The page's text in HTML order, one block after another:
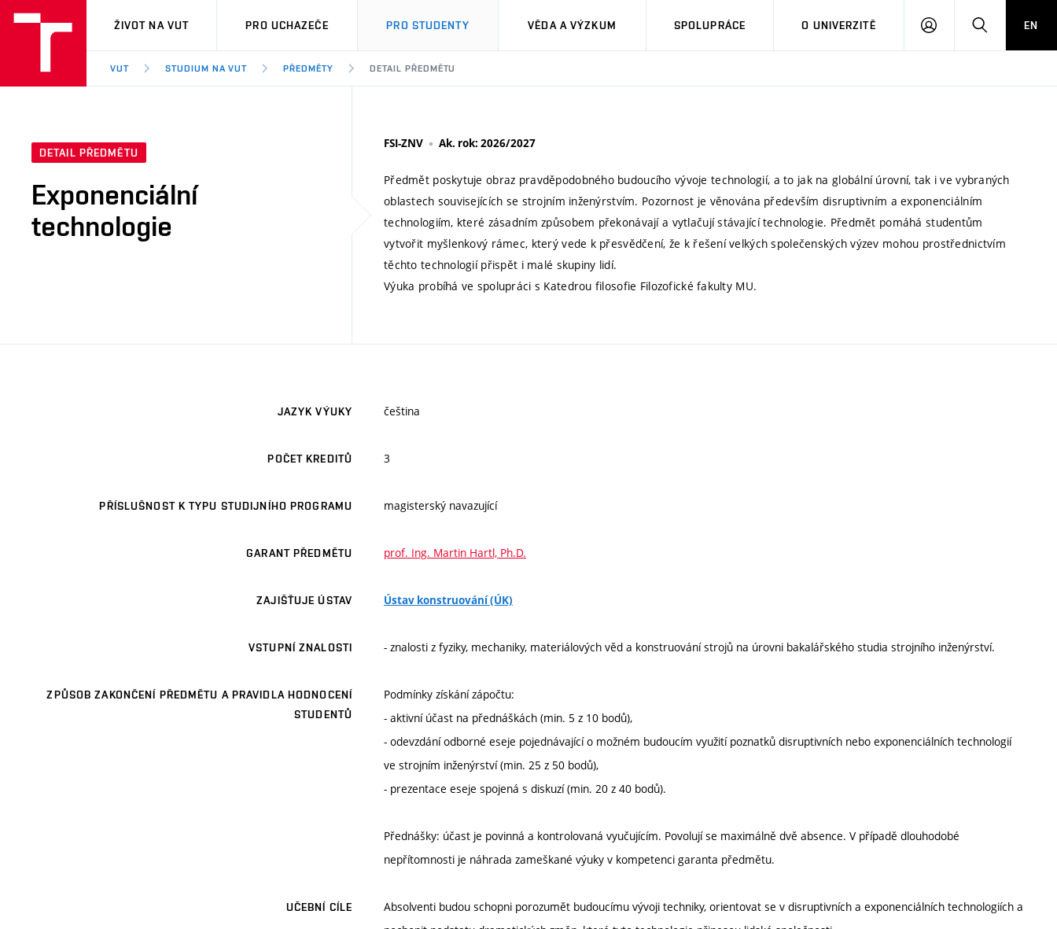
VUT
ŽIVOT NA VUT PRO UCHAZEČE PRO STUDENTY VĚDA A VÝZKUM SPOLUPRÁCE O UNIVERZITĚ
PŘIHLÁSIT HLEDATEN
VUT STUDIUM NA VUT PŘEDMĚTY DETAIL PŘEDMĚTU
DETAIL PŘEDMĚTU
Exponenciální
technologie
FSI-ZNV Ak. rok: 2026/2027
Předmět poskytuje obraz pravděpodobného budoucího vývoje technologií, a to jak na globální úrovní, tak i ve vybraných
oblastech souvisejících se strojním inženýrstvím. Pozornost je věnována především disruptivním a exponenciálním
technologiím, které zásadním způsobem překonávají a vytlačují stávající technologie. Předmět pomáhá studentům
vytvořit myšlenkový rámec, který vede k přesvědčení, že k řešení velkých společenských výzev mohou prostřednictvím
těchto technologií přispět i malé skupiny lidí.
Výuka probíhá ve spolupráci s Katedrou filosofie Filozofické fakulty MU.
JAZYK VÝUKY čeština
POČET KREDITŮ 3
PŘÍSLUŠNOST K TYPU STUDIJNÍHO PROGRAMU magisterský navazující
GARANT PŘEDMĚTU prof. Ing. Martin Hartl, Ph.D.
ZAJIŠŤUJE ÚSTAV Ústav konstruování (ÚK)
VSTUPNÍ ZNALOSTI - znalosti z fyziky, mechaniky, materiálových věd a konstruování strojů na úrovni bakalářského studia strojního inženýrství.
ZPŮSOB ZAKONČENÍ PŘEDMĚTU A PRAVIDLA HODNOCENÍ
STUDENTŮ
Podmínky získání zápočtu:
- aktivní účast na přednáškách (min. 5 z 10 bodů),
- odevzdání odborné eseje pojednávající o možném budoucím využití poznatků disruptivních nebo exponenciálních technologií
ve strojním inženýrství (min. 25 z 50 bodů),
- prezentace eseje spojená s diskuzí (min. 20 z 40 bodů).
Přednášky: účast je povinná a kontrolovaná vyučujícím. Povolují se maximálně dvě absence. V případě dlouhodobé
nepřítomnosti je náhrada zameškané výuky v kompetenci garanta předmětu.
UČEBNÍ CÍLE
Absolventi budou schopni porozumět budoucímu vývoji techniky, orientovat se v disruptivních a exponenciálních technologiích a